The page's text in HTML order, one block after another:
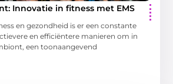
Innovatie in fitness met EMS
en gezondheid is er een constante
en efficiëntere manieren om in
een toonaangevend